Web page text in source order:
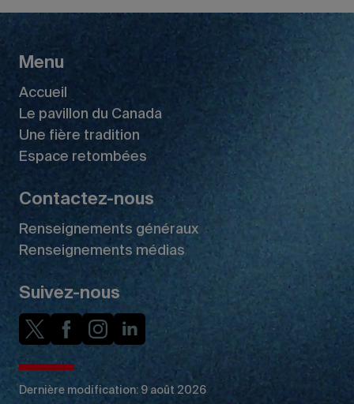
Menu
Accueil
Le pavillon du Canada
Une fière tradition
Espace retombées
Contactez-nous
Renseignements généraux
Renseignements médias
Suivez-nous
Dernière modification: 9 août 2026